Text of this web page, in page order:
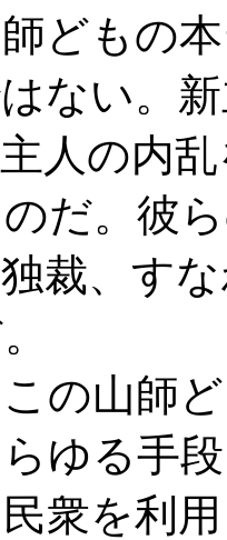
どもの
ない。
人の内
だ。彼
裁、す
の山師
ゆる手
衆を利